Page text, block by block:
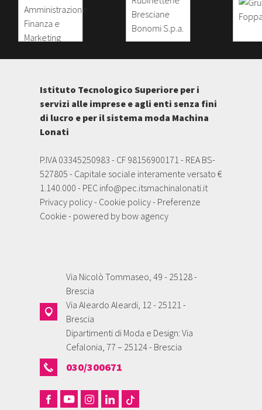
Istituto Tecnologico Superiore per i
servizi alle imprese e agli enti senza fini
di lucro e per il sistema moda Machina
Lonati
P.IVA 03345250983 - CF 98156900171 - REA BS-
527805 - Capitale sociale interamente versato €
1.140.000 - PEC info@pec.itsmachinalonati.it
Privacy policy- Cookie policy- Preferenze
Cookie - powered by bow agency
Via Nicolò Tommaseo, 49 - 25128 -
Brescia
Via Aleardo Aleardi, 12 - 25121 -
Brescia
Dipartimenti di Moda e Design: Via
Cefalonia, 77 – 25124 - Brescia
030/300671